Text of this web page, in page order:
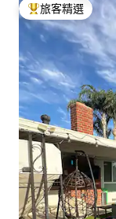
旅客精選榜首
旅客精選